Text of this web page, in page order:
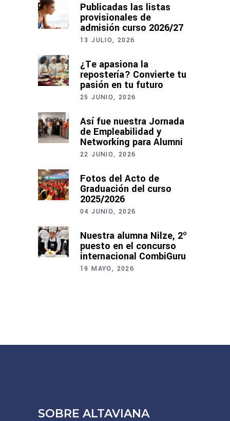
Publicadas las listas
provisionales de
admisión curso 2026/27
13 JULIO, 2026
¿Te apasiona la
repostería? Convierte tu
pasión en tu futuro
25 JUNIO, 2026
Así fue nuestra Jornada
de Empleabilidad y
Networking para Alumni
22 JUNIO, 2026
Fotos del Acto de
Graduación del curso
2025/2026
04 JUNIO, 2026
Nuestra alumna Nilze, 2º
puesto en el concurso
internacional CombiGuru
19 MAYO, 2026
SOBRE ALTAVIANA